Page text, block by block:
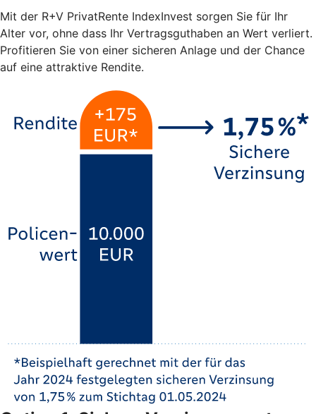
Mit der R+V PrivatRente IndexInvest sorgen Sie für Ihr
Alter vor, ohne dass Ihr Vertragsguthaben an Wert verliert.
Profitieren Sie von einer sicheren Anlage und der Chance
auf eine attraktive Rendite.